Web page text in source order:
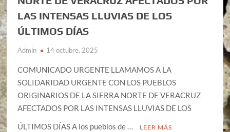
LAS INTENSAS LLUVIAS DE LOS
ÚLTIMOS DÍAS
Admin 14 octubre, 2025
COMUNICADO URGENTE LLAMAMOS A LA
SOLIDARIDAD URGENTE CON LOS PUEBLOS
ORIGINARIOS DE LA SIERRA NORTE DE VERACRUZ
AFECTADOS POR LAS INTENSAS LLUVIAS DE LOS
ÚLTIMOS DÍAS A los pueblos de …
LEER MÁS